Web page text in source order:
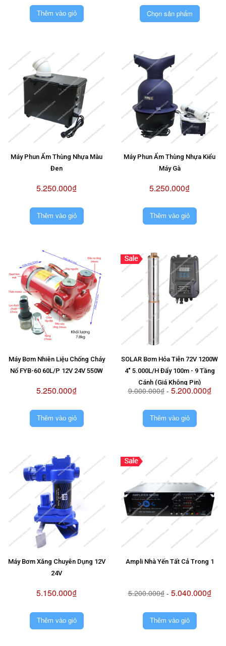
Thêm vào giỏ Chọn sản phẩm
Máy Phun Ẩm Thùng Nhựa Màu
Đen
5.250.000₫
Thêm vào giỏ
Máy Phun Ẩm Thùng Nhựa Kiểu
Máy Gà
5.250.000₫
Thêm vào giỏ
Máy Bơm Nhiên Liệu Chống Cháy
Nổ FYB-60 60L/P 12V 24V 550W
5.250.000₫
Thêm vào giỏ
SOLAR Bơm Hỏa Tiễn 72V 1200W
4" 5.000L/H Đẩy 100m - 9 Tầng
Cánh (Giá Không Pin)
9.000.000₫- 5.200.000₫
Thêm vào giỏ
Máy Bơm Xăng Chuyên Dụng 12V
24V
5.150.000₫
Thêm vào giỏ
Ampli Nhà Yến Tất Cả Trong 1
5.200.000₫- 5.040.000₫
Thêm vào giỏ